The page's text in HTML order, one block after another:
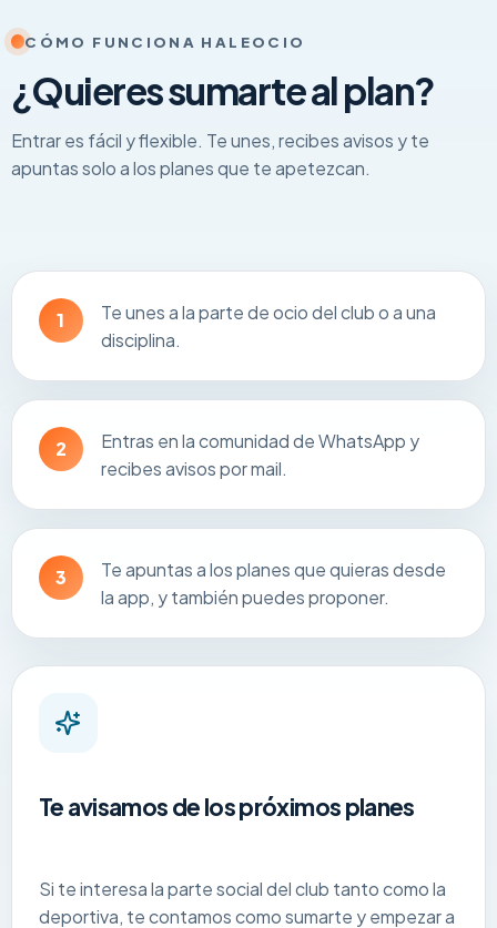
CÓMO FUNCIONA HALEOCIO
¿Quieres sumarte al plan?
Entrar es fácil y flexible. Te unes, recibes avisos y te
apuntas solo a los planes que te apetezcan.
1
Te unes a la parte de ocio del club o a una
disciplina.
2
Entras en la comunidad de WhatsApp y
recibes avisos por mail.
3
Te apuntas a los planes que quieras desde
la app, y también puedes proponer.
Te avisamos de los próximos planes
Si te interesa la parte social del club tanto como la
deportiva, te contamos como sumarte y empezar a